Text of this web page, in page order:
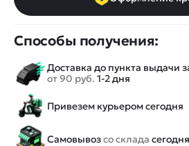
Способы получения:
Доставка до пункта выдачи
от 90 руб. 1-2 дня
Привезем курьером сегодня
Самовывозсо склада